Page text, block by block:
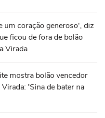
um coração generoso', diz
ficou de fora de bolão
Virada
mostra bolão vencedor
'Sina de bater na